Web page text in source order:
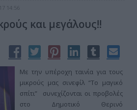
14:56
και μεγάλους!!
Με την υπέροχη ταινία για τους
μικρούς μας σινεφίλ “Το μαγικό
σπίτι” συνεχίζονται οι προβολές
στο Δημοτικό Θερινό